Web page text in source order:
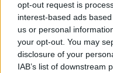
opt-out request is
interest-based ads
us or personal
your opt-out. You may
disclosure of your
IAB’s list of downstream
AUTORE
Staff